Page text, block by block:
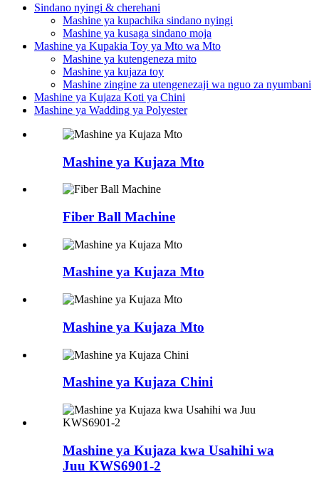
Sindano nyingi & cherehani
Mashine ya kupachika sindano nyingi
Mashine ya kusaga sindano moja
Mashine ya Kupakia Toy ya Mto wa Mto
Mashine ya kutengeneza mito
Mashine ya kujaza toy
Mashine zingine za utengenezaji wa nguo za nyumbani
Mashine ya Kujaza Koti ya Chini
Mashine ya Wadding ya Polyester
Mashine ya Kujaza Mto
Fiber Ball Machine
Mashine ya Kujaza Mto
Mashine ya Kujaza Mto
Mashine ya Kujaza Chini
Mashine ya Kujaza kwa Usahihi wa
Juu KWS6901-2